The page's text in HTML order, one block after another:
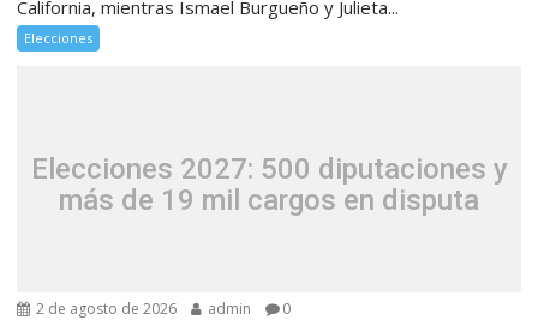
California, mientras Ismael Burgueño y Julieta...
Elecciones
Elecciones 2027: 500 diputaciones y
más de 19 mil cargos en disputa
2 de agosto de 2026 admin 0